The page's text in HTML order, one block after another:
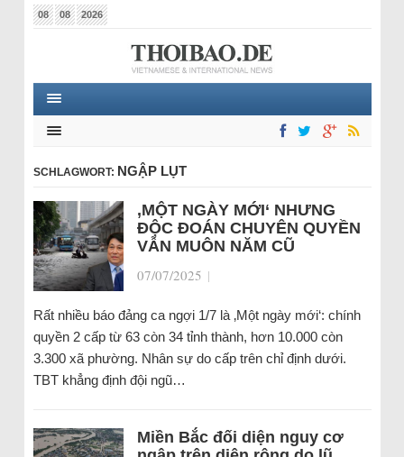
08 08 2026
SCHLAGWORT: NGẬP LỤT
‚MỘT NGÀY MỚI‘ NHƯNG
ĐỘC ĐOÁN CHUYÊN QUYỀN
VẪN MUÔN NĂM CŨ
07/07/2025 |
Rất nhiều báo đảng ca ngợi 1/7 là ‚Một ngày mới‘: chính
quyền 2 cấp từ 63 còn 34 tỉnh thành, hơn 10.000 còn
3.300 xã phường. Nhân sự do cấp trên chỉ định dưới.
TBT khẳng định đội ngũ…
Miền Bắc đối diện nguy cơ